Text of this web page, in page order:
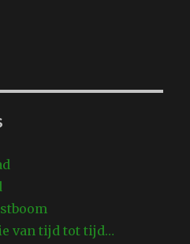
van tijd tot tijd…